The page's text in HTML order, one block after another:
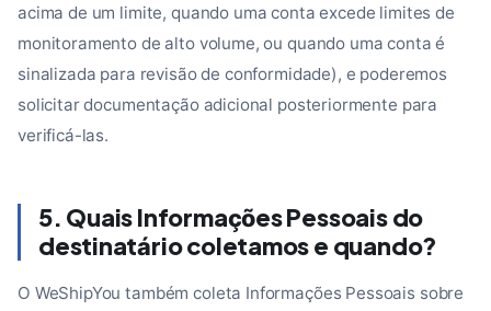
acima de um limite, quando uma conta excede limites de
monitoramento de alto volume, ou quando uma conta é
sinalizada para revisão de conformidade), e poderemos
solicitar documentação adicional posteriormente para
verificá-las.
5. Quais Informações Pessoais do
destinatário coletamos e quando?
O WeShipYou também coleta Informações Pessoais sobre